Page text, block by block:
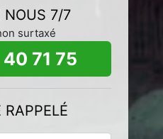
NOUS 7/7
surtaxé
71 75
RAPPELÉ